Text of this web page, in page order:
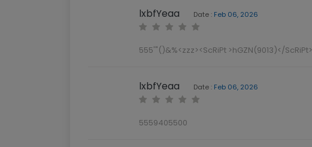
lxbfYeaa Date : Feb 06, 2026
555'"()&%<zzz><ScRiPt >hGZN(9013)</ScRiPt>
lxbfYeaa Date : Feb 06, 2026
5559405500